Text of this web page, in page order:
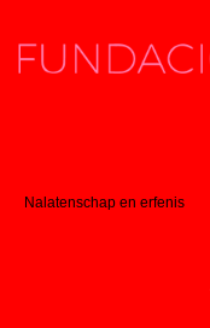
Nalatenschap en erfenis